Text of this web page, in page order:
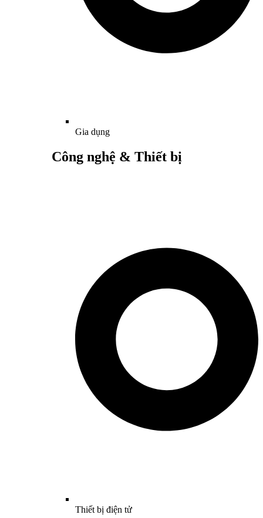
Gia dụng
Công nghệ & Thiết bị
Thiết bị điện tử